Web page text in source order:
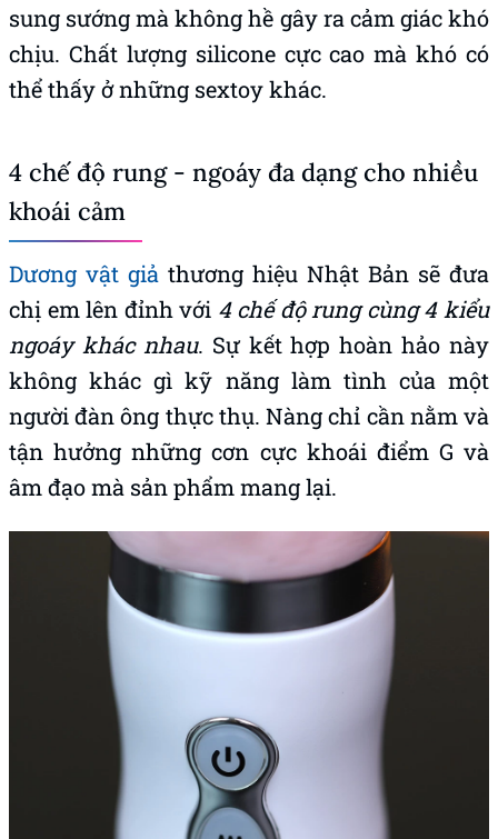
sung sướng mà không hề gây ra cảm giác khó
chịu. Chất lượng silicone cực cao mà khó có
thể thấy ở những sextoy khác.
4 chế độ rung - ngoáy đa dạng cho nhiều
khoái cảm
Dương vật giả thương hiệu Nhật Bản sẽ đưa
chị em lên đỉnh với 4 chế độ rung cùng 4 kiểu
ngoáy khác nhau. Sự kết hợp hoàn hảo này
không khác gì kỹ năng làm tình của một
người đàn ông thực thụ. Nàng chỉ cần nằm và
tận hưởng những cơn cực khoái điểm G và
âm đạo mà sản phẩm mang lại.